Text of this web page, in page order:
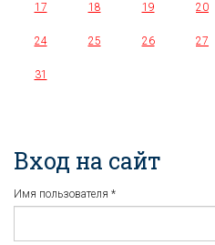
17 18 19 20
24 25 26 27
31
Вход на сайт
Имя пользователя *